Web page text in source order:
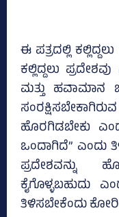
ಈ ಪತ್ರದಲ್ಲಿ
ಕಲ್ಲಿದ್ದಲು
ಮತ್ತು ಹವಾಮಾನ
ಹೊರಗಿಡಬೇಕು
ಒಂದಾಗಿದೆ” ಎಂದು
ಪ್ರದೇಶವನ್ನು
ಕೈಗೊಳ್ಳಬಹುದು
ತಿಳಿಸಬೇಕೆಂದು